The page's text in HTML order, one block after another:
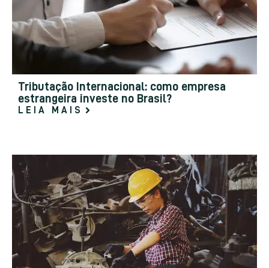
Tributação Internacional: como empresa
estrangeira investe no Brasil?
LEIA MAIS